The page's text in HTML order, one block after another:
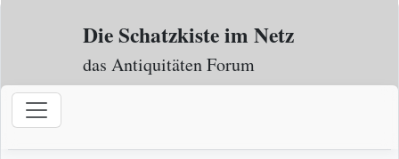
Zum Inhalt
Die Schatzkiste im Netz
das Antiquitäten Forum